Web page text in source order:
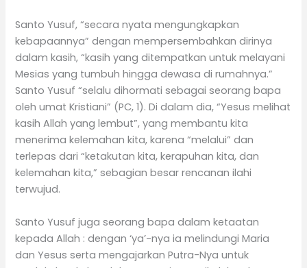
Santo Yusuf, “secara nyata mengungkapkan
kebapaannya” dengan mempersembahkan dirinya
dalam kasih, “kasih yang ditempatkan untuk melayani
Mesias yang tumbuh hingga dewasa di rumahnya.”
Santo Yusuf “selalu dihormati sebagai seorang bapa
oleh umat Kristiani” (PC, 1). Di dalam dia, “Yesus melihat
kasih Allah yang lembut”, yang membantu kita
menerima kelemahan kita, karena “melalui” dan
terlepas dari “ketakutan kita, kerapuhan kita, dan
kelemahan kita,” sebagian besar rencanan ilahi
terwujud.
Santo Yusuf juga seorang bapa dalam ketaatan
kepada Allah : dengan ‘ya’-nya ia melindungi Maria
dan Yesus serta mengajarkan Putra-Nya untuk